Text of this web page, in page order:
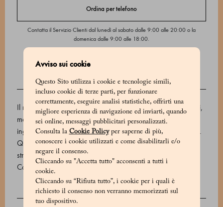
Avviso sui cookie
Questo Sito utilizza i cookie e tecnologie simili,
incluso cookie di terze parti, per funzionare
correttamente, eseguire analisi statistiche, offrirti una
migliore esperienza di navigazione ed inviarti, quando
sei online, messaggi pubblicitari personalizzati.
Consulta la Cookie Policyper saperne di più,
conoscere i cookie utilizzati e come disabilitarli e/o
negare il consenso.
Cliccando su "Accetta tutto" acconsenti a tutti i
cookie.
Cliccando su “Rifiuta tutto”, i cookie per i quali è
richiesto il consenso non verranno memorizzati sul
tuo dispositivo.
Ordina per telefono
Contatta il Servizio Clienti dal lunedì al sabato dalle 9:00 alle 20:00 o la
domenica dalle 9:00 alle 18:00.
DESCRIZIONE
Il nome “dragée” può indicare un’enorme varietà di dolcetti,
ma tutte le dragée di Marchesi 1824 hanno in comune gli
ingredienti di primissima qualità e il fatto di essere irresistibili.
Questa varietà propone arachidi salate e ricoperte di uno
strato sottile di finissimo cioccolato al latte e caramello.
Codice prodotto: 570666116_V